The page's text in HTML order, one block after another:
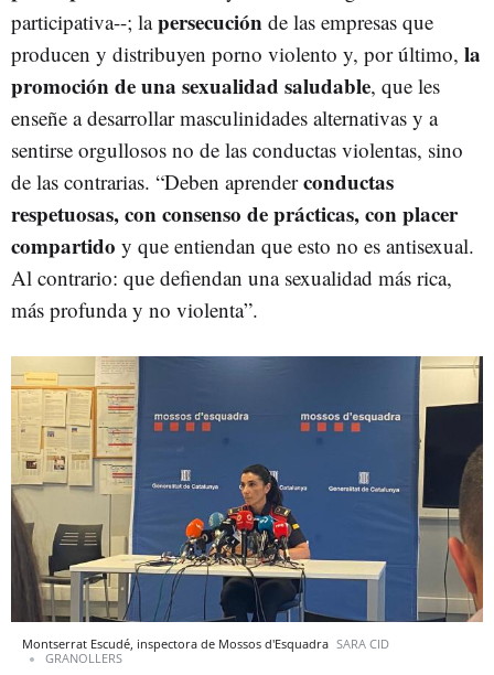
participativa--; lapersecución de las empresas que
producen y distribuyen porno violento y, por último, la
promoción de una sexualidad saludable, que les
enseñe a desarrollar masculinidades alternativas y a
sentirse orgullosos no de las conductas violentas, sino
de las contrarias. “Deben aprenderconductas
respetuosas, con consenso de prácticas, con placer
compartido y que entiendan que esto no es antisexual.
Al contrario: que defiendan una sexualidad más rica,
más profunda y no violenta”.
Montserrat Escudé, inspectora de Mossos d'Esquadra SARA CID
GRANOLLERS